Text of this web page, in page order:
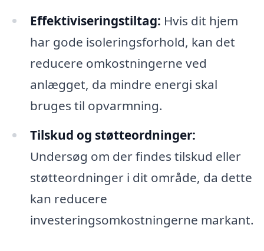
Effektiviseringstiltag: Hvis dit hjem
har gode isoleringsforhold, kan det
reducere omkostningerne ved
anlægget, da mindre energi skal
bruges til opvarmning.
Tilskud og støtteordninger:
Undersøg om der findes tilskud eller
støtteordninger i dit område, da dette
kan reducere
investeringsomkostningerne markant.